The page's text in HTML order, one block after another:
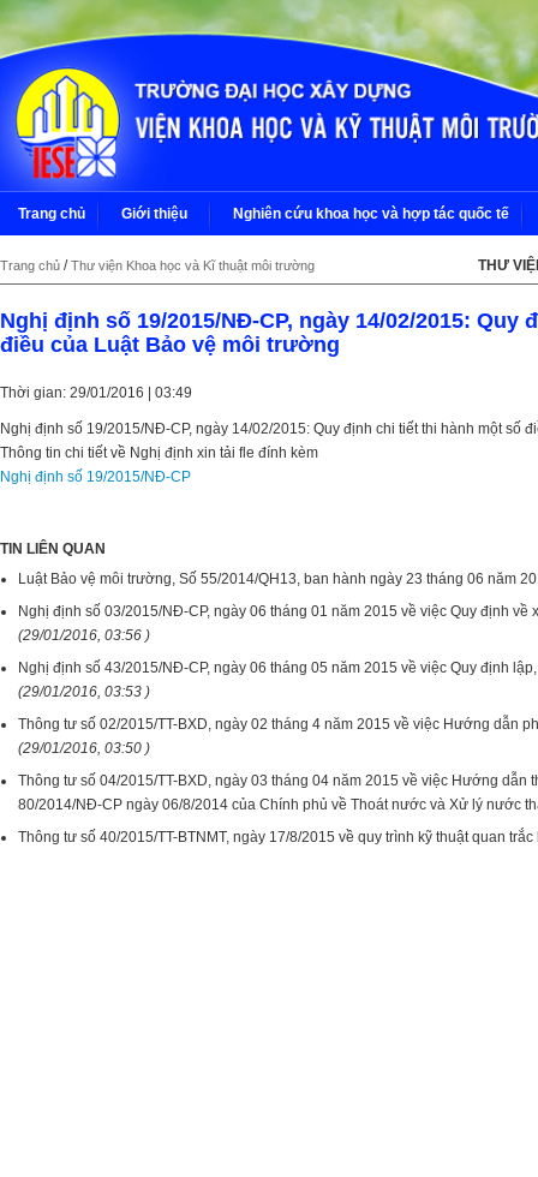
Trang chủ Giới thiệu Nghiên cứu khoa học và hợp tác quốc tế
Trang chủ / Thư viện Khoa học và Kĩ thuật môi trường THƯ
Nghị định số 19/2015/NĐ-CP, ngày 14/02/2015:
điều của Luật Bảo vệ môi trường
Thời gian: 29/01/2016 | 03:49
Nghị định số 19/2015/NĐ-CP, ngày 14/02/2015: Quy định chi tiết thi hành một số
Thông tin chi tiết về Nghị định xin tải fle đính kèm
Nghị định số 19/2015/NĐ-CP
TIN LIÊN QUAN
Luật Bảo vệ môi trường, Số 55/2014/QH13, ban hành ngày 23 tháng 06 năm
Nghị định số 03/2015/NĐ-CP, ngày 06 tháng 01 năm 2015 về việc Quy định
(29/01/2016, 03:56 )
Nghị định số 43/2015/NĐ-CP, ngày 06 tháng 05 năm 2015 về việc Quy định
(29/01/2016, 03:53 )
Thông tư số 02/2015/TT-BXD, ngày 02 tháng 4 năm 2015 về việc Hướng dẫn
(29/01/2016, 03:50 )
Thông tư số 04/2015/TT-BXD, ngày 03 tháng 04 năm 2015 về việc Hướng dẫn
80/2014/NĐ-CP ngày 06/8/2014 của Chính phủ về Thoát nước và Xử lý nước
Thông tư số 40/2015/TT-BTNMT, ngày 17/8/2015 về quy trình kỹ thuật quan